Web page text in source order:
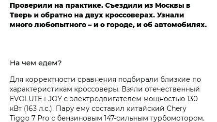
Проверили на практике. Съездили из Москвы в
Тверь и обратно на двух кроссоверах. Узнали
много любопытного – и о городе, и об автомобилях.
На чем едем?
Для корректности сравнения подбирали близкие по
характеристикам кроссоверы. Взяли отечественный
EVOLUTE i‑JOY с электродвигателем мощностью 130
кВт (163 л.с.). Пару ему составил китайский Chery
Tiggo 7 Pro с бензиновым 147-сильным турбомотором.